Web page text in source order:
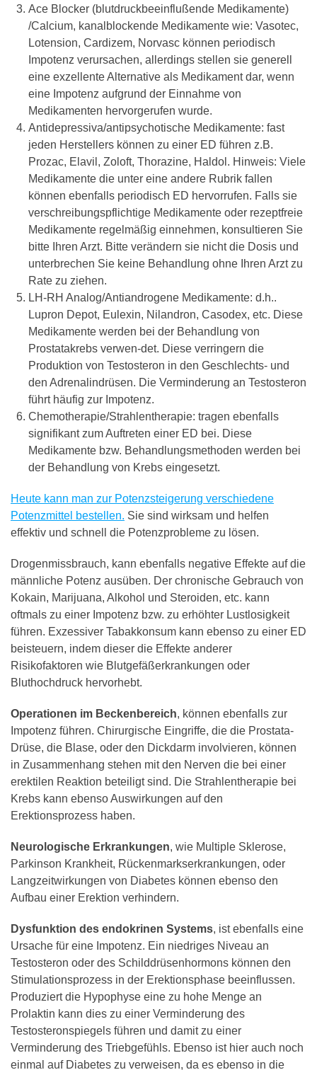
Ace Blocker (blutdruckbeeinflußende Medikamente)
/Calcium, kanalblockende Medikamente wie: Vasotec,
Lotension, Cardizem, Norvasc können periodisch
Impotenz verursachen, allerdings stellen sie generell
eine exzellente Alternative als Medikament dar, wenn
eine Impotenz aufgrund der Einnahme von
Medikamenten hervorgerufen wurde.
Antidepressiva/antipsychotische Medikamente: fast
jeden Herstellers können zu einer ED führen z.B.
Prozac, Elavil, Zoloft, Thorazine, Haldol. Hinweis: Viele
Medikamente die unter eine andere Rubrik fallen
können ebenfalls periodisch ED hervorrufen. Falls sie
verschreibungspflichtige Medikamente oder rezeptfreie
Medikamente regelmäßig einnehmen, konsultieren Sie
bitte Ihren Arzt. Bitte verändern sie nicht die Dosis und
unterbrechen Sie keine Behandlung ohne Ihren Arzt zu
Rate zu ziehen.
LH-RH Analog/Antiandrogene Medikamente: d.h..
Lupron Depot, Eulexin, Nilandron, Casodex, etc. Diese
Medikamente werden bei der Behandlung von
Prostatakrebs verwen-det. Diese verringern die
Produktion von Testosteron in den Geschlechts- und
den Adrenalindrüsen. Die Verminderung an Testosteron
führt häufig zur Impotenz.
Chemotherapie/Strahlentherapie: tragen ebenfalls
signifikant zum Auftreten einer ED bei. Diese
Medikamente bzw. Behandlungsmethoden werden bei
der Behandlung von Krebs eingesetzt.
Heute kann man zur Potenzsteigerung verschiedene
Potenzmittel bestellen. Sie sind wirksam und helfen
effektiv und schnell die Potenzprobleme zu lösen.
Drogenmissbrauch, kann ebenfalls negative Effekte auf die
männliche Potenz ausüben. Der chronische Gebrauch von
Kokain, Marijuana, Alkohol und Steroiden, etc. kann
oftmals zu einer Impotenz bzw. zu erhöhter Lustlosigkeit
führen. Exzessiver Tabakkonsum kann ebenso zu einer ED
beisteuern, indem dieser die Effekte anderer
Risikofaktoren wie Blutgefäßerkrankungen oder
Bluthochdruck hervorhebt.
Operationen im Beckenbereich, können ebenfalls zur
Impotenz führen. Chirurgische Eingriffe, die die Prostata-
Drüse, die Blase, oder den Dickdarm involvieren, können
in Zusammenhang stehen mit den Nerven die bei einer
erektilen Reaktion beteiligt sind. Die Strahlentherapie bei
Krebs kann ebenso Auswirkungen auf den
Erektionsprozess haben.
Neurologische Erkrankungen, wie Multiple Sklerose,
Parkinson Krankheit, Rückenmarkserkrankungen, oder
Langzeitwirkungen von Diabetes können ebenso den
Aufbau einer Erektion verhindern.
Dysfunktion des endokrinen Systems, ist ebenfalls eine
Ursache für eine Impotenz. Ein niedriges Niveau an
Testosteron oder des Schilddrüsenhormons können den
Stimulationsprozess in der Erektionsphase beeinflussen.
Produziert die Hypophyse eine zu hohe Menge an
Prolaktin kann dies zu einer Verminderung des
Testosteronspiegels führen und damit zu einer
Verminderung des Triebgefühls. Ebenso ist hier auch noch
einmal auf Diabetes zu verweisen, da es ebenso in die